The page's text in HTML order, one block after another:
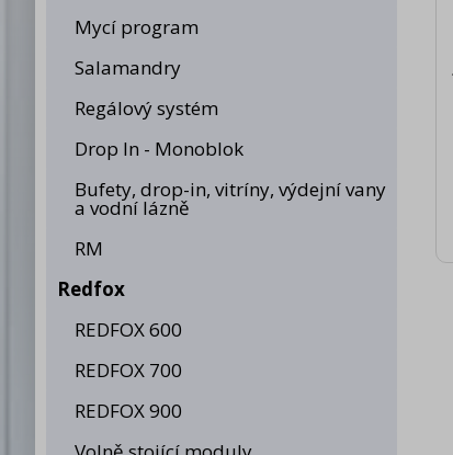
Mycí program
Salamandry
Regálový systém
Drop In - Monoblok
Bufety, drop-in, vitríny, výdejní vany
a vodní lázně
RM
Redfox
REDFOX 600
REDFOX 700
REDFOX 900